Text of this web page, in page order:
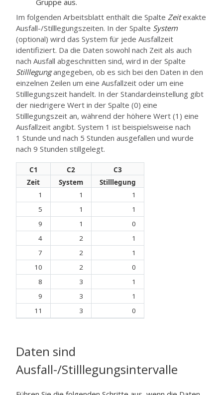
Gruppe aus.
Im folgenden Arbeitsblatt enthält die Spalte Zeitexakte
Ausfall-/Stilllegungszeiten. In der Spalte System
(optional) wird das System für jede Ausfallzeit
identifiziert. Da die Daten sowohl nach Zeit als auch
nach Ausfall abgeschnitten sind, wird in der Spalte
Stilllegungangegeben, ob es sich bei den Daten in den
einzelnen Zeilen um eine Ausfallzeit oder um eine
Stilllegungszeit handelt. In der Standardeinstellung gibt
der niedrigere Wert in der Spalte (0) eine
Stilllegungszeit an, während der höhere Wert (1) eine
Ausfallzeit angibt. System 1 ist beispielsweise nach
1 Stunde und nach 5 Stunden ausgefallen und wurde
nach 9 Stunden stillgelegt.
C1 C2
C3
Zeit
System
Stilllegung
1
1
1
5
1
1
9
1
0
4
2
1
7
2
1
10
2
0
8
3
1
9
3
1
11
3 0
Daten sind
Ausfall-/Stilllegungsintervalle